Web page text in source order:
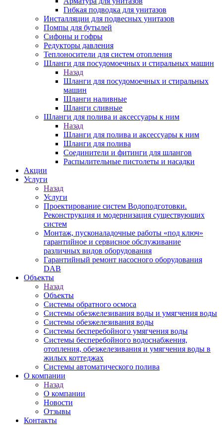
Гибкая подводка для унитазов
Инсталляции для подвесных унитазов
Помпы для бутылей
Сифоны и гофры
Редукторы давления
Теплоносители для систем отопления
Шланги для посудомоечных и стиральных машин
Назад
Шланги для посудомоечных и стиральных
машин
Шланги наливные
Шланги сливные
Шланги для полива и аксессуары к ним
Назад
Шланги для полива и аксессуары к ним
Шланги для полива
Соединители и фитинги для шлангов
Распылительные пистолеты и насадки
Акции
Услуги
Назад
Услуги
Проектирование систем Водоподготовки.
Реконструкция и модернизация существующих
систем
Монтаж, пусконаладочные работы «под ключ»
гарантийное и сервисное обслуживание
различных видов оборудования
Гарантийный ремонт насосного оборудования
DAB
Объекты
Назад
Объекты
Системы обратного осмоса
Системы обезжелезивания воды и умягчения воды
Системы обезжелезивания воды
Системы бесперебойного умягчения воды
Системы бесперебойного водоснабжения,
отопления, обезжелезивания и умягчения воды в
жилых коттеджах
Системы автоматического полива
О компании
Назад
О компании
Новости
Отзывы
Контакты